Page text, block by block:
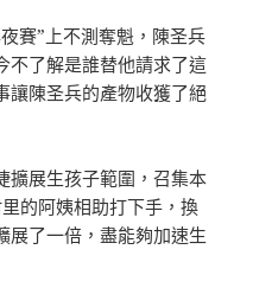
賽”上不測奪魁，陳圣兵
不了解是誰替他請求了這
讓陳圣兵的產物收獲了絕
擴展生孩子範圍，召集本
的阿姨相助打下手，換
展了一倍，盡能夠加速生